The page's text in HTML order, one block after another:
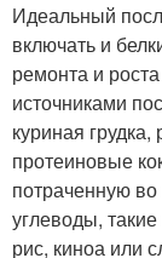
Идеальный
включать и
ремонта и
источниками
куриная
протеиновые
потраченную
углеводы,
рис, киноа или